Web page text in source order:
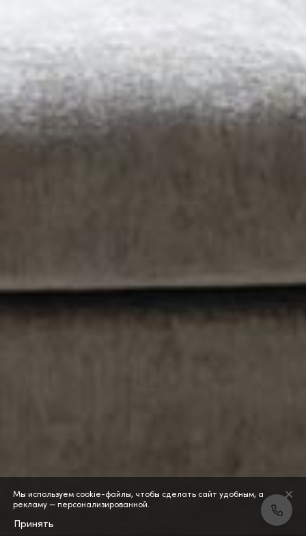
Мы используем cookie-файлы, чтобы сделать сайт удобным, а
рекламу — персонализированной.
Принять